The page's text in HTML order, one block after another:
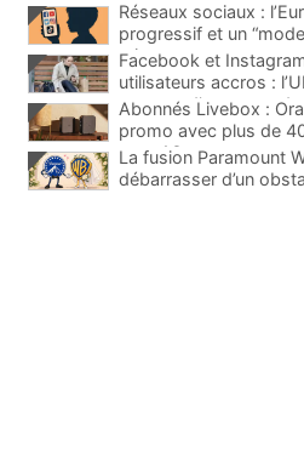
Réseaux sociaux :
progressif et un
mineurs
Facebook et
utilisateurs accros :
menace d’une
Abonnés Livebox :
promo avec plus de
pour 1€
La fusion Paramount
débarrasser d’un